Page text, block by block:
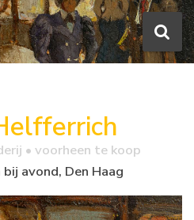
• voorheen te koop
avond, Den Haag